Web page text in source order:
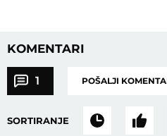
KOMENTARI
1 POŠALJI
SORTIRANJE